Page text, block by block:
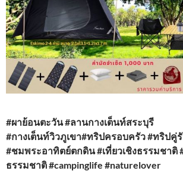
#ผาย้อนตะวัน #ลานกางเต็นท์สระบุรี
#กางเต็นท์วิวภูเขา#ทริปครอบครัว #ทริปคู่
#ชมพระอาทิตย์ตกดิน #เที่ยวเชิงธรรมชาติ
ธรรมชาติ #campinglife #naturelover